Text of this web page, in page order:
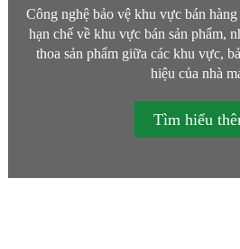
Công nghệ bảo vệ khu vực bán
hạn chế về khu vực bán sản phẩm,
thoa sản phẩm giữa các khu vực,
hiệu của nhà
Tìm hiểu